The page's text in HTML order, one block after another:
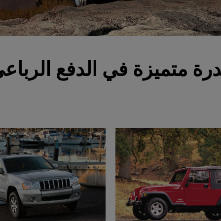
متميزة في الدفع